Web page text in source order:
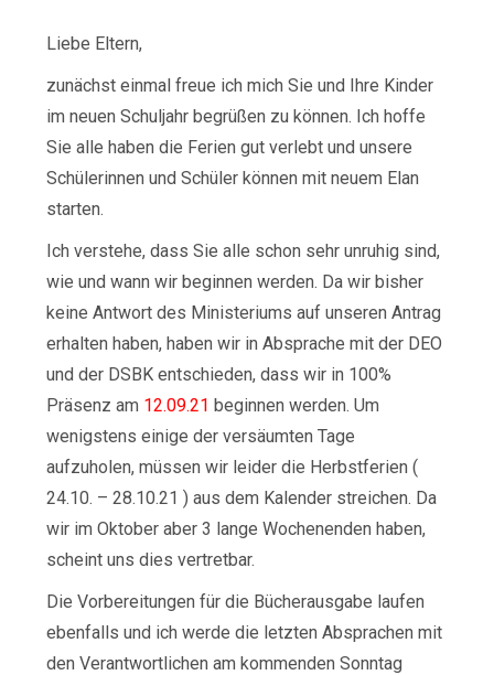
Liebe Eltern,
zunächst einmal freue ich mich Sie und Ihre Kinder
im neuen Schuljahr begrüßen zu können. Ich hoffe
Sie alle haben die Ferien gut verlebt und unsere
Schülerinnen und Schüler können mit neuem Elan
starten.
Ich verstehe, dass Sie alle schon sehr unruhig sind,
wie und wann wir beginnen werden. Da wir bisher
keine Antwort des Ministeriums auf unseren Antrag
erhalten haben, haben wir in Absprache mit der DEO
und der DSBK entschieden, dass wir in 100%
Präsenz am 12.09.21 beginnen werden. Um
wenigstens einige der versäumten Tage
aufzuholen, müssen wir leider die Herbstferien (
24.10. – 28.10.21 ) aus dem Kalender streichen. Da
wir im Oktober aber 3 lange Wochenenden haben,
scheint uns dies vertretbar.
Die Vorbereitungen für die Bücherausgabe laufen
ebenfalls und ich werde die letzten Absprachen mit
den Verantwortlichen am kommenden Sonntag